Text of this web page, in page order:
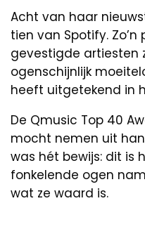
Acht van haar
tien van Spotify.
gevestigde artiesten
ogenschijnlijk
heeft uitgetekend in
De Qmusic Top 40
mocht nemen uit
was hét bewijs: dit is
fonkelende ogen
wat ze waard is.